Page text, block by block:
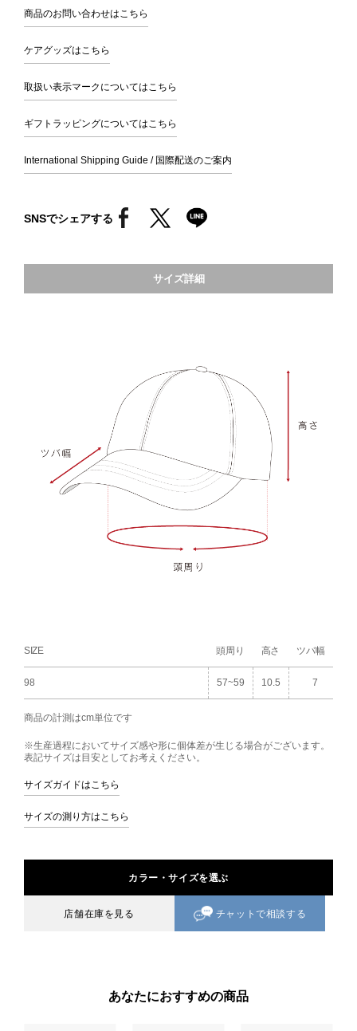
商品のお問い合わせはこちら
ケアグッズはこちら
取扱い表示マークについてはこちら
ギフトラッピングについてはこちら
International Shipping Guide / 国際配送のご案内
SNSでシェアする
サイズ詳細
SIZE 頭周り 高さ ツバ幅
98 57~59 10.5 7
商品の計測はcm単位です
※生産過程においてサイズ感や形に個体差が生じる場合がございます。
表記サイズは目安としてお考えください。
サイズガイドはこちら
サイズの測り方はこちら
カラー・サイズを選ぶ
店舗在庫を見る チャットで相談する
あなたにおすすめの商品